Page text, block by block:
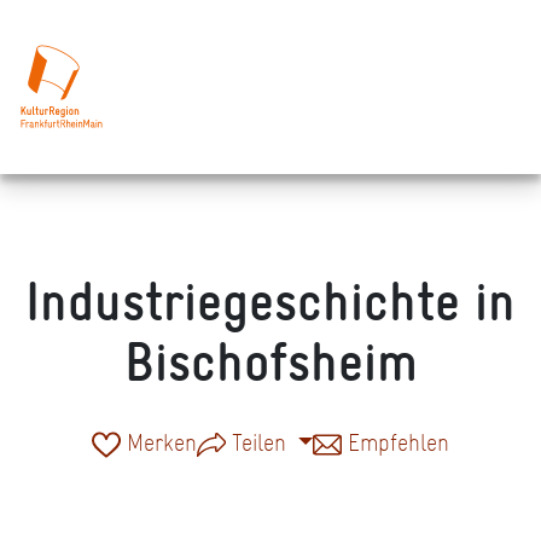
Industriegeschichte in
Bischofsheim
Merken Teilen Empfehlen